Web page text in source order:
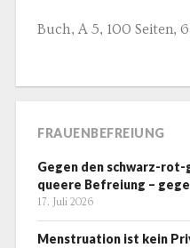
Buch, A 5, 100 Seiten,
FRAUENBEFREIUNG
Gegen den schwarz-
queere Befreiung –
17. Juli 2026
Menstruation ist kein